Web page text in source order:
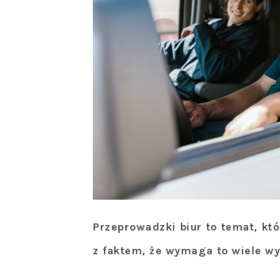
Przeprowadzki biur to temat,
z faktem, że wymaga to wiele